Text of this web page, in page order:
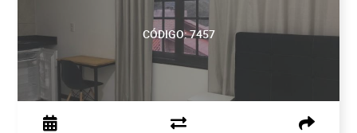
CÓDIGO: 7457